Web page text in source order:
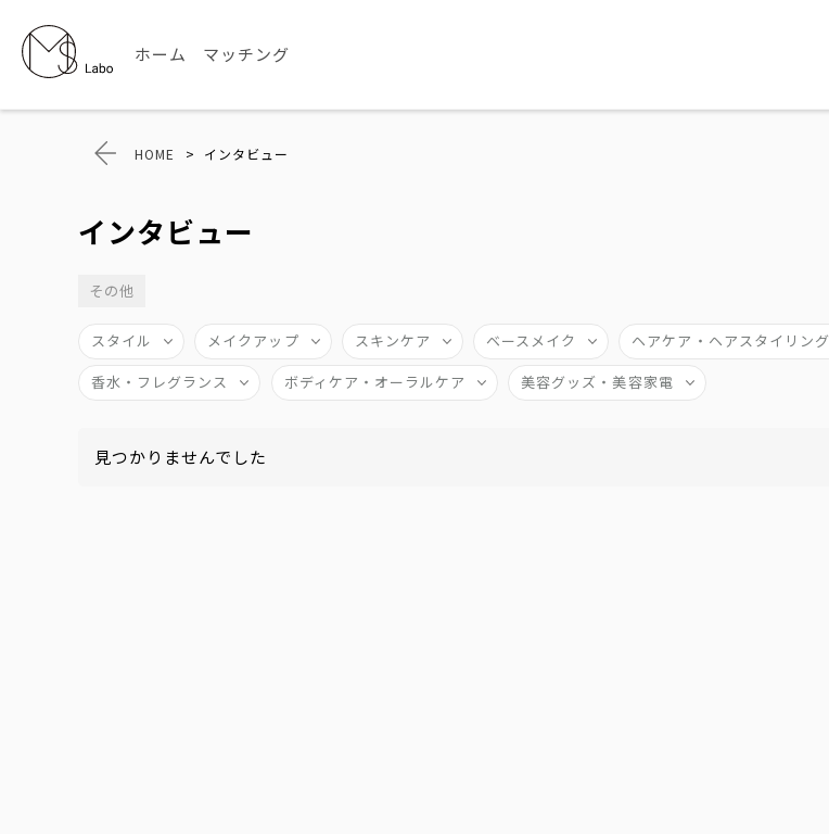
ホーム マッチング
HOME > インタビュー
インタビュー
その他
スタイル メイクアップ スキンケア ベースメイク
ヘアケア・ヘアスタイリング
香水・フレグランス
ボディケア・オーラルケア 美容グッズ・美容家電
見つかりませんでした